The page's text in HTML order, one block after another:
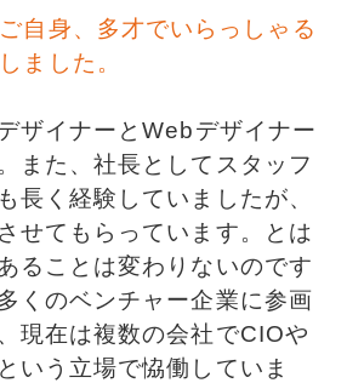
自身、多才でいらっしゃる
ました。
ザイナーとWebデザイナー
また、社長としてスタッフ
長く経験していましたが、
せてもらっています。とは
ることは変わりないのです
くのベンチャー企業に参画
現在は複数の会社でCIOや
いう立場で恊働していま